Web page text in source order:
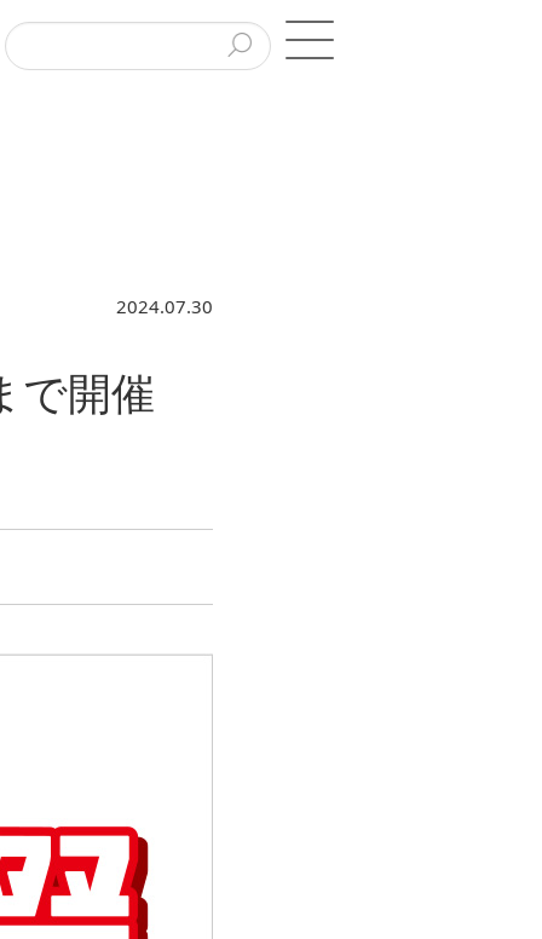
2024.07.30
で開催